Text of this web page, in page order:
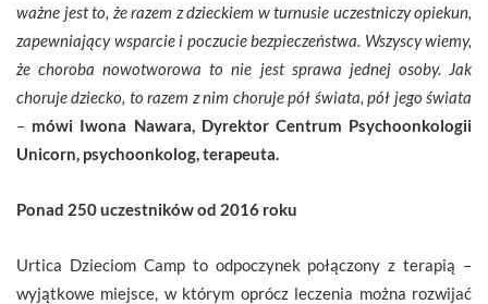
ważne jest to, że razem z dzieckiem w turnusie uczestniczy opiekun,
zapewniający wsparcie i poczucie bezpieczeństwa. Wszyscy wiemy,
że choroba nowotworowa to nie jest sprawa jednej osoby. Jak
choruje dziecko, to razem z nim choruje pół świata, pół jego świata
– mówi Iwona Nawara, Dyrektor Centrum Psychoonkologii
Unicorn, psychoonkolog, terapeuta.
Ponad 250 uczestników od 2016 roku
Urtica Dzieciom Camp to odpoczynek połączony z terapią –
wyjątkowe miejsce, w którym oprócz leczenia można rozwijać